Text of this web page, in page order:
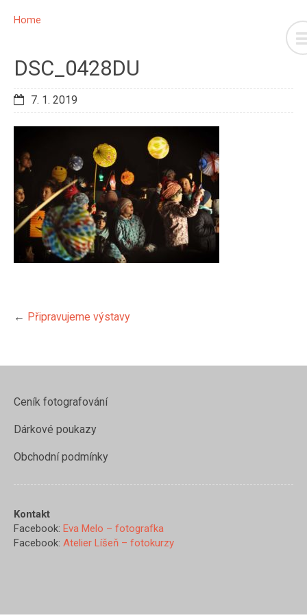
Home
DSC_0428DU
7. 1. 2019
← Připravujeme výstavy
Ceník fotografování
Dárkové poukazy
Obchodní podmínky
Kontakt
Facebook: Eva Melo – fotografka
Facebook: Atelier Líšeň – fotokurzy